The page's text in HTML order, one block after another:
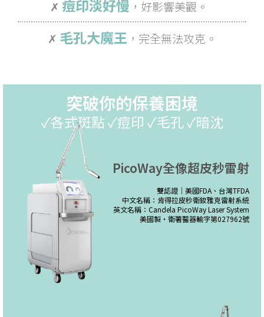
✗ 痘印淡好慢 ，好影響美觀。
✗ 毛孔大魔王 ，完全無法攻克。
突破你的保養困境
✓各式斑點 ✓痘印 ✓毛孔 ✓暗沈
PicoWay全像超皮秒雷射
雙認證｜美國FDA、台灣TFDA
中文名稱：肯得拉皮秒衛釹雅克雷射系統
英文名稱：Candela PicoWay Laser System
美國製・衛署醫器輸字第027962號